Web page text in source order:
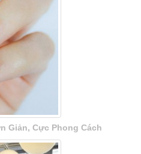
Giản, Cực Phong Cách